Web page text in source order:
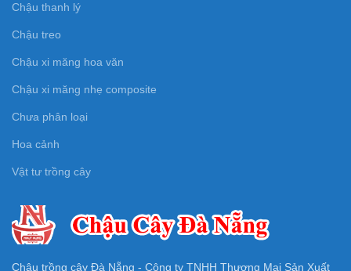
Chậu thanh lý
Chậu treo
Chậu xi măng hoa văn
Chậu xi măng nhẹ composite
Chưa phân loại
Hoa cảnh
Vật tư trồng cây
Chậu trồng cây Đà Nẵng - Công ty TNHH Thương Mại Sản Xuất